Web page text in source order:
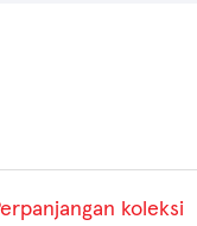
koleksi